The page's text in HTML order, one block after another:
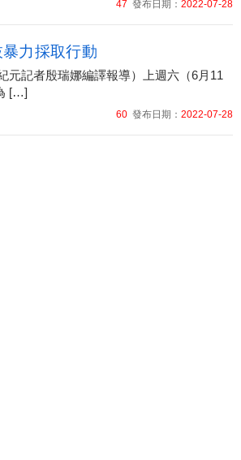
47 發布日期： 2022-07-28
力採取行動
元記者殷瑞娜編譯報導）上週六（6月11
[…]
60 發布日期： 2022-07-28